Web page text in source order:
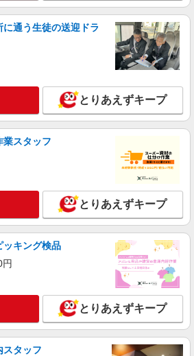
通う生徒の送迎ドラ
とりあえずキープ
業スタッフ
とりあえずキープ
ッキング検品
とりあえずキープ
スタッフ